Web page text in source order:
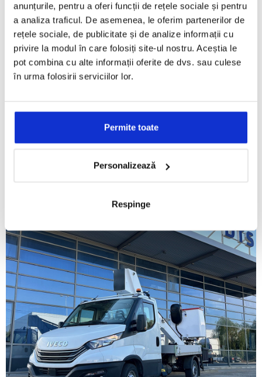
anunțurile, pentru a oferi funcții de rețele sociale și pentru
a analiza traficul. De asemenea, le oferim partenerilor de
rețele sociale, de publicitate și de analize informații cu
privire la modul în care folosiți site-ul nostru. Aceștia le
pot combina cu alte informații oferite de dvs. sau culese
în urma folosirii serviciilor lor.
Permite toate
Personalizează
Respinge
OFERTĂ VEHICULE DIN STOC